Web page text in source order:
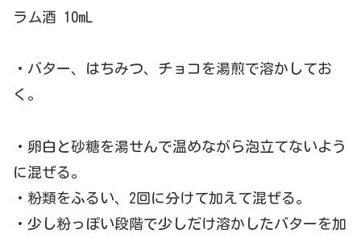
ラム酒 10mL
・バター、はちみつ、チョコを湯煎で溶かしてお
く。
・卵白と砂糖を湯せんで温めながら泡立てないよう
に混ぜる。
・粉類をふるい、2回に分けて加えて混ぜる。
・少し粉っぽい段階で少しだけ溶かしたバターを加